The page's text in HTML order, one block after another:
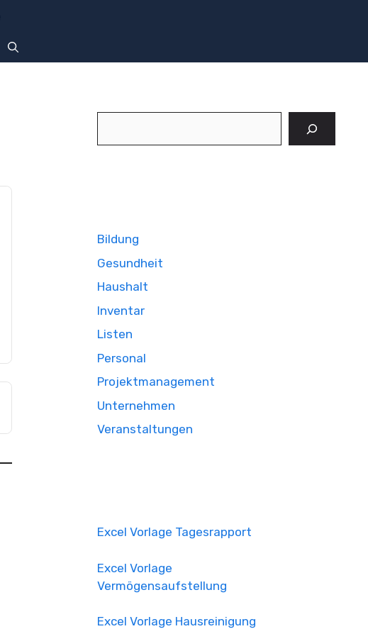
Bildung
Gesundheit
Haushalt
Inventar
Listen
Personal
Projektmanagement
Unternehmen
Veranstaltungen
Excel Vorlage Tagesrapport
Excel Vorlage
Vermögensaufstellung
Excel Vorlage Hausreinigung